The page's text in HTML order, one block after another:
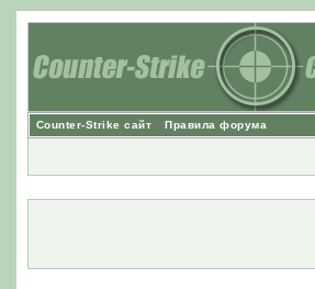
Counter-Strike сайт Правила форума